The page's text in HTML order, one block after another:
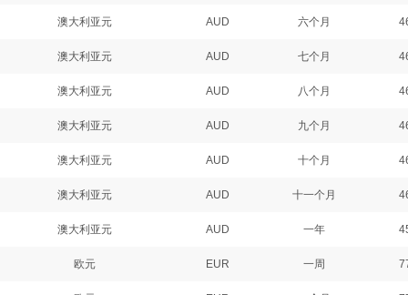
澳大利亚元 AUD 六个月
澳大利亚元 AUD 七个月
澳大利亚元 AUD 八个月
澳大利亚元 AUD 九个月
澳大利亚元 AUD 十个月
澳大利亚元 AUD 十一个月
澳大利亚元 AUD 一年
欧元 EUR 一周